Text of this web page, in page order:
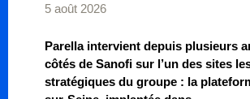
5 août 2026
Parella intervient depuis plusieurs
côtés de Sanofi sur l’un des sites
stratégiques du groupe : la